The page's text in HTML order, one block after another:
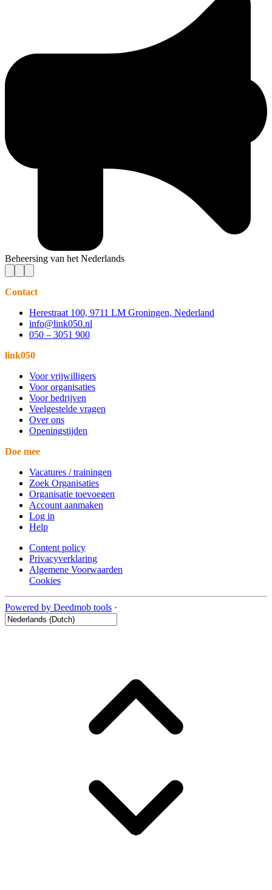
Beheersing van het Nederlands
Contact
Herestraat 100, 9711 LM Groningen, Nederland
info@link050.nl
050 – 3051 900
link050
Voor vrijwilligers
Voor organisaties
Voor bedrijven
Veelgestelde vragen
Over ons
Openingstijden
Doe mee
Vacatures / trainingen
Zoek Organisaties
Organisatie toevoegen
Account aanmaken
Log in
Help
Content policy
Privacyverklaring
Algemene Voorwaarden
Cookies
Powered by Deedmob tools ·